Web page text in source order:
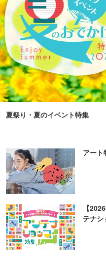
夏祭り・夏のイベント特集
アート
【
テナシ